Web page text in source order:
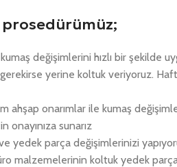
değişimlerini hızlı bir şekilde
yerine koltuk veriyoruz.
ahşap onarımlar ile kumaş
onayınıza sunarız
yedek parça değişimlerinizi
malzemelerinin koltuk yedek parça